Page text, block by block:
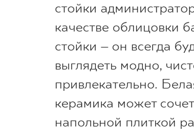
стойки
качестве облицовки
стойки – он всегда
выглядеть модно,
привлекательно.
керамика может
напольной плиткой